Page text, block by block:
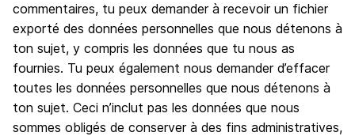
commentaires, tu peux demander à recevoir un fichier
exporté des données personnelles que nous détenons à
ton sujet, y compris les données que tu nous as
fournies. Tu peux également nous demander d’effacer
toutes les données personnelles que nous détenons à
ton sujet. Ceci n’inclut pas les données que nous
sommes obligés de conserver à des fins administratives,